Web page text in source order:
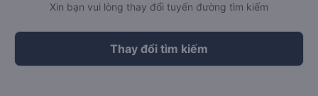
Xin bạn vui lòng thay đổi tuyến đường tìm kiếm
Thay đổi tìm kiếm